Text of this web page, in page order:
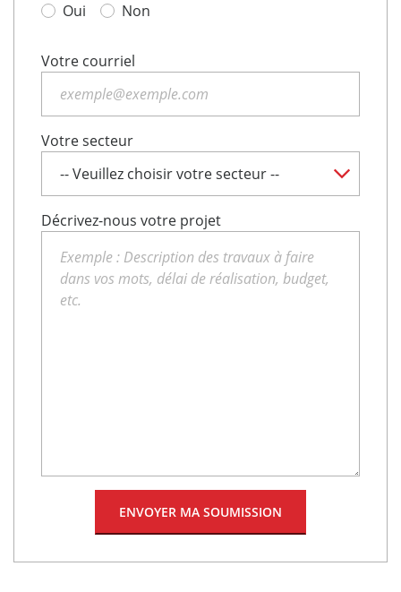
Oui
Non
Votre courriel
Votre secteur
Décrivez-nous votre projet